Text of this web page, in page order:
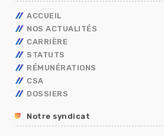
ACCUEIL
NOS ACTUALITÉS
CARRIÈRE
AVANCEMENT
TECHNIQUES
OUVRIER DE L’ETAT
MOBILITÉ
CAP
CONCOURS/EXAMENS
STATUTS
FONCTIONNAIRES
ADMINISTRATIFS
OUVRIER DE L’ETAT
CONTRACTUELS
ASSISTANT DE SERVICE SOCIAL
RÉMUNÉRATIONS
CALENDRIER DE PAYE
GRILLES INDICIAIRES
PRIMES
CSA
GENDARMERIE
DOSSIERS
ELECTIONS PRO 2026
Notre syndicat